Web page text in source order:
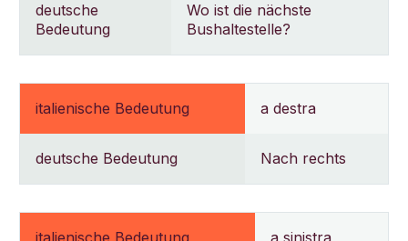
deutsche
Bedeutung
Wo ist die nächste
Bushaltestelle?
italienische Bedeutung a destra
deutsche Bedeutung Nach rechts